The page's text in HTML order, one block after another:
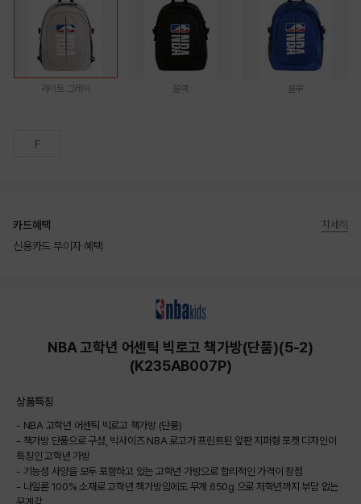
라이트 그레이 블랙 블루
F
카드혜택
신용카드 무이자 혜택
자세히
NBA 고학년 어센틱 빅로고 책가방(단품)(5-2)
(K235AB007P)
상품특징
- NBA 고학년 어센틱 빅로고 책가방 (단품)
- 책가방 단품으로 구성, 빅사이즈 NBA 로고가 프린트된 앞판 지퍼형 포켓 디자인이
특징인 고학년 가방
- 기능성 사양을 모두 포함하고 있는 고학년 가방으로 합리적인 가격이 장점
- 나일론 100% 소재로 고학년 책가방임에도 무게 650g 으로 저학년까지 부담 없는